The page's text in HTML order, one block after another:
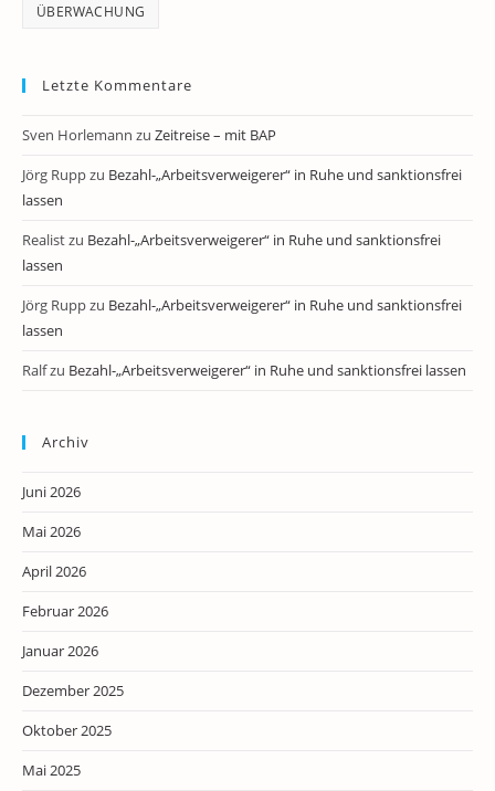
ÜBERWACHUNG
Letzte Kommentare
Sven Horlemann zu Zeitreise – mit BAP
Jörg Ruppzu Bezahl-„Arbeitsverweigerer“ in Ruhe und sanktionsfrei
lassen
Realistzu Bezahl-„Arbeitsverweigerer“ in Ruhe und sanktionsfrei
lassen
Jörg Ruppzu Bezahl-„Arbeitsverweigerer“ in Ruhe und sanktionsfrei
lassen
Ralfzu Bezahl-„Arbeitsverweigerer“ in Ruhe und sanktionsfrei lassen
Archiv
Juni 2026
Mai 2026
April 2026
Februar 2026
Januar 2026
Dezember 2025
Oktober 2025
Mai 2025